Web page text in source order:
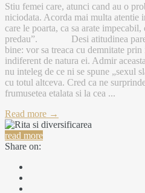
Stiu femei care, atunci cand au o
niciodata. Acorda mai multa atentie
care le poarta, ca sa arate
predau”. Desi atitudinea pare
bine: vor sa treaca cu demnitate prin
indiferent de natura ei. Admir
nu inteleg de ce ni se spune „sexul
cu totul altceva. Cred ca ne
frumusetea etalata si la cea ...
Read more →
read more
Share on: